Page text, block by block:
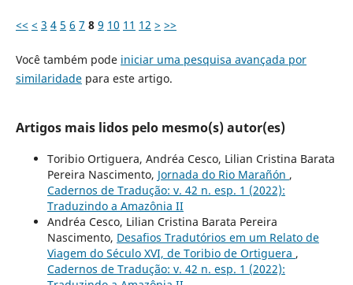
<< < 3 4 5 6 7 8 9 10 11 12 > >>
Você também pode iniciar uma pesquisa avançada por
similaridadepara este artigo.
Artigos mais lidos pelo mesmo(s) autor(es)
Toribio Ortiguera, Andréa Cesco, Lilian Cristina Barata
Pereira Nascimento, Jornada do Rio Marañón ,
Cadernos de Tradução: v. 42 n. esp. 1 (2022):
Traduzindo a Amazônia II
Andréa Cesco, Lilian Cristina Barata Pereira
Nascimento, Desafios Tradutórios em um Relato de
Viagem do Século XVI, de Toribio de Ortiguera ,
Cadernos de Tradução: v. 42 n. esp. 1 (2022):